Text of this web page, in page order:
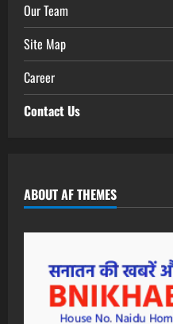
Our Team
Site Map
Career
Contact Us
ABOUT AF THEMES